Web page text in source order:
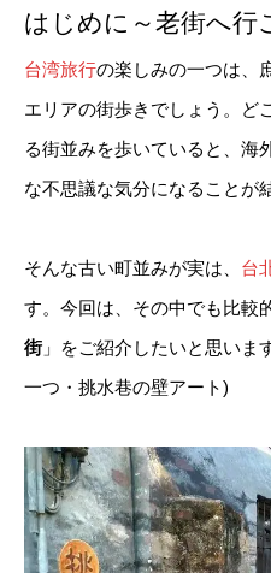
はじめに～老街へ行
台湾旅行の楽しみの一つは、
エリアの街歩きでしょう。ど
る街並みを歩いていると、海
な不思議な気分になることが
そんな古い町並みが実は、 台
す。今回は、その中でも比較
街 」をご紹介したいと思いま
一つ・挑水巷の壁アート)